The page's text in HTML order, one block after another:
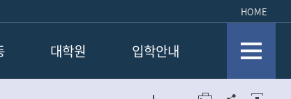
HOME
대학원 입학안내